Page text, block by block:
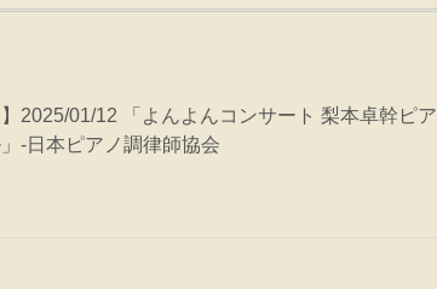
】2025/01/12 「よんよんコンサート 梨本卓幹ピア
-日本ピアノ調律師協会